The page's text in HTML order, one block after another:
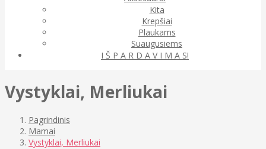
Kita
Krepšiai
Plaukams
Suaugusiems
I Š P A R D A V I M A S!
Vystyklai, Merliukai
Pagrindinis
Mamai
Vystyklai, Merliukai